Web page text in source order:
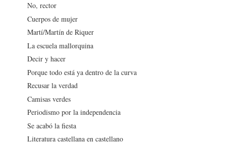
No, rector
Cuerpos de mujer
Martí/Martín de Riquer
La escuela mallorquina
Decir y hacer
Porque todo está ya dentro de la curva
Recusar la verdad
Camisas verdes
Periodismo por la independencia
Se acabó la fiesta
Literatura castellana en castellano